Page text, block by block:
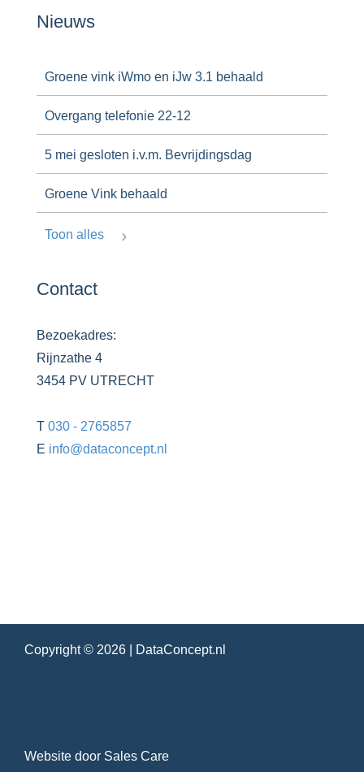
Nieuws
Groene vink iWmo en iJw 3.1 behaald
Overgang telefonie 22-12
5 mei gesloten i.v.m. Bevrijdingsdag
Groene Vink behaald
Toon alles
Contact
Bezoekadres:
Rijnzathe 4
3454 PV UTRECHT
T 030 - 2765857
E info@dataconcept.nl
Copyright © 2026 | DataConcept.nl
Website door Sales Care